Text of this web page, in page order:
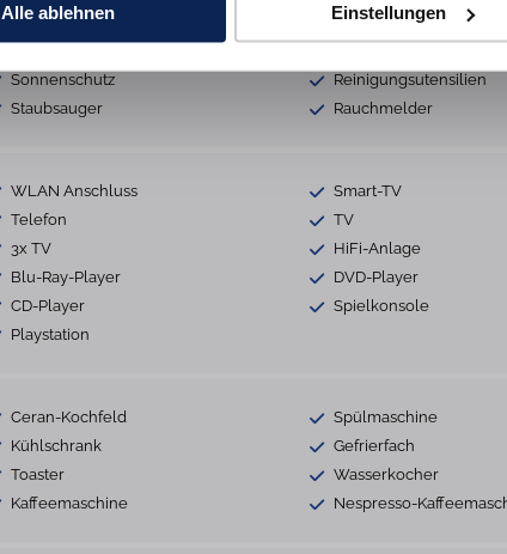
Alle ablehnen
Einstellungen
Safe
Bügelbrett
Sonnenschutz
Reinigungsutensilien
Staubsauger
Rauchmelder
WLAN Anschluss
Smart-TV
Telefon
TV
3x TV
HiFi-Anlage
Blu-Ray-Player
DVD-Player
CD-Player
Spielkonsole
Playstation
Ceran-Kochfeld
Spülmaschine
Kühlschrank
Gefrierfach
Toaster
Wasserkocher
Kaffeemaschine
Nespresso-